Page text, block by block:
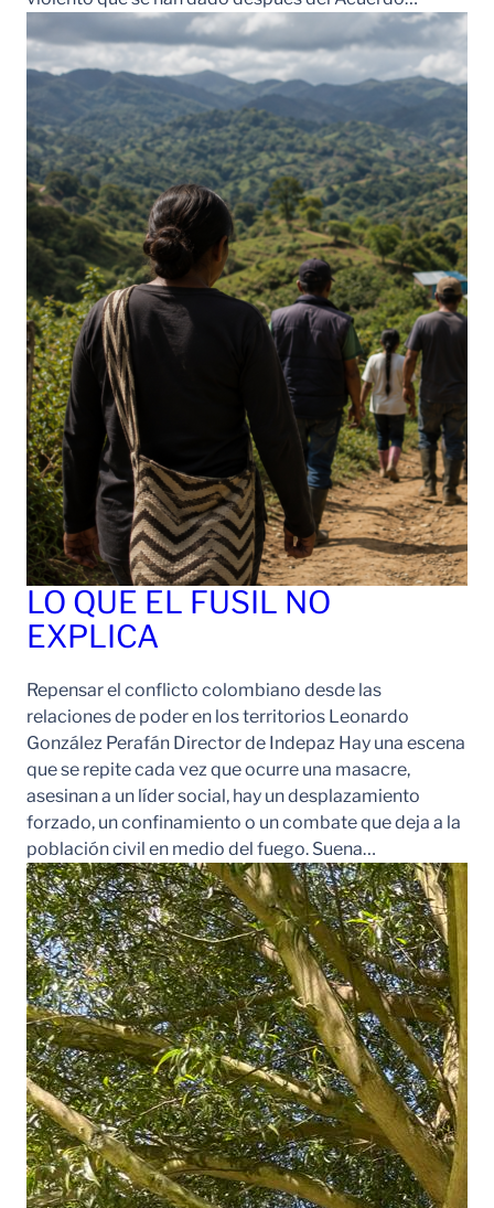
LO QUE EL FUSIL NO
EXPLICA
Repensar el conflicto colombiano desde las
relaciones de poder en los territorios Leonardo
González Perafán Director de Indepaz Hay una escena
que se repite cada vez que ocurre una masacre,
asesinan a un líder social, hay un desplazamiento
forzado, un confinamiento o un combate que deja a la
población civil en medio del fuego. Suena…